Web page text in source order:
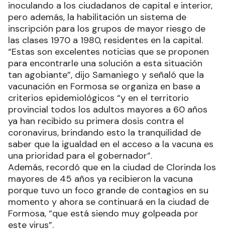
inoculando a los ciudadanos de capital e interior,
pero además, la habilitación un sistema de
inscripción para los grupos de mayor riesgo de
las clases 1970 a 1980, residentes en la capital.
“Estas son excelentes noticias que se proponen
para encontrarle una solución a esta situación
tan agobiante”, dijo Samaniego y señaló que la
vacunación en Formosa se organiza en base a
criterios epidemiológicos “y en el territorio
provincial todos los adultos mayores a 60 años
ya han recibido su primera dosis contra el
coronavirus, brindando esto la tranquilidad de
saber que la igualdad en el acceso a la vacuna es
una prioridad para el gobernador”.
Además, recordó que en la ciudad de Clorinda los
mayores de 45 años ya recibieron la vacuna
porque tuvo un foco grande de contagios en su
momento y ahora se continuará en la ciudad de
Formosa, “que está siendo muy golpeada por
este virus”.